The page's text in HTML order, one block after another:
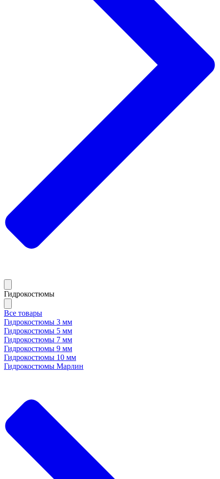
Гидрокостюмы
Все товары
Гидрокостюмы 3 мм
Гидрокостюмы 5 мм
Гидрокостюмы 7 мм
Гидрокостюмы 9 мм
Гидрокостюмы 10 мм
Гидрокостюмы Марлин